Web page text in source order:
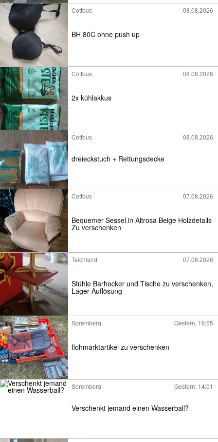
Cottbus 08.08.2026
BH 80C ohne push up
Cottbus 08.08.2026
2x kühlakkus
Cottbus 08.08.2026
dreieckstuch + Rettungsdecke
Cottbus 07.08.2026
Bequemer Sessel in Altrosa Beige Holzdetails
Zu verschenken
Teichland 07.08.2026
Stühle Barhocker und Tische zu verschenken,
Lager Auflösung
Spremberg Gestern, 19:55
flohmarktartikel zu verschenken
Spremberg Gestern, 14:01
Verschenkt jemand einen Wasserball?